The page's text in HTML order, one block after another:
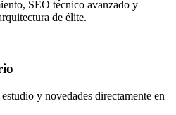
SEO técnico avanzado y
de élite.
y novedades directamente en